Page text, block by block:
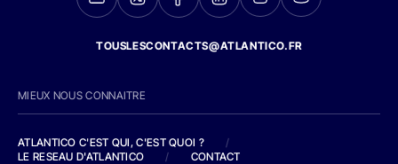
TOUSLESCONTACTS@ATLANTICO.FR
MIEUX NOUS CONNAITRE
ATLANTICO C'EST QUI, C'EST QUOI ?
/
LE RESEAU D'ATLANTICO
/ CONTACT